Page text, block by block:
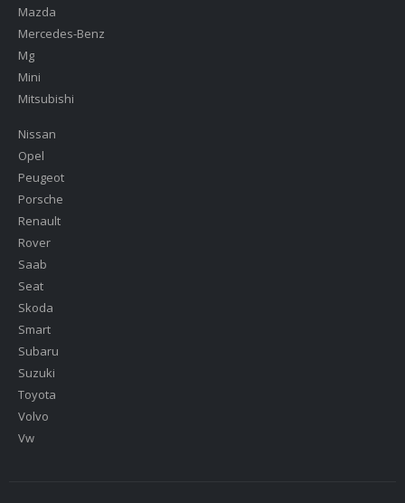
Mazda
Mercedes-Benz
Mg
Mini
Mitsubishi
Nissan
Opel
Peugeot
Porsche
Renault
Rover
Saab
Seat
Skoda
Smart
Subaru
Suzuki
Toyota
Volvo
Vw